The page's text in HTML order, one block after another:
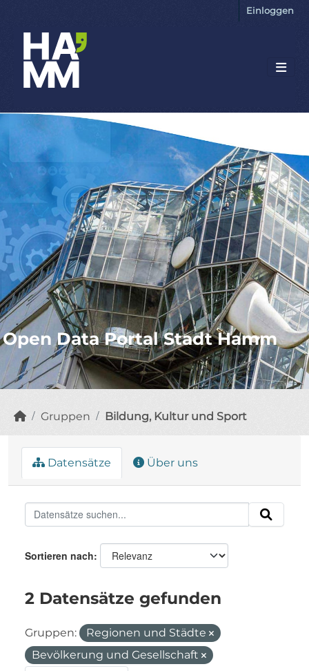
Einloggen
Open Data Portal Stadt Hamm
Gruppen Bildung, Kultur und Sport
Datensätze Über uns
Sortieren nach
2 Datensätze gefunden
Gruppen:
Regionen und Städte
Bevölkerung und Gesellschaft